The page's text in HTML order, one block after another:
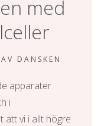
med
AV DANSKEN
apparater
i
att vi i allt högre